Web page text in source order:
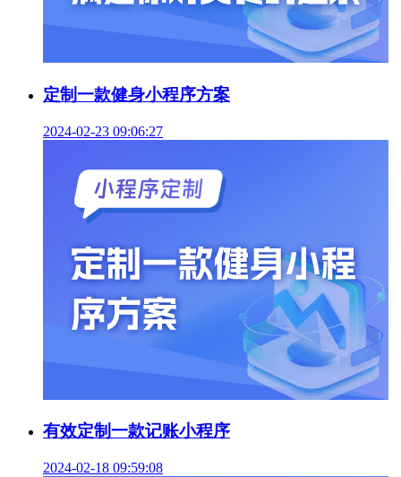
定制一款健身小程序方案
2024-02-23 09:06:27
有效定制一款记账小程序
2024-02-18 09:59:08